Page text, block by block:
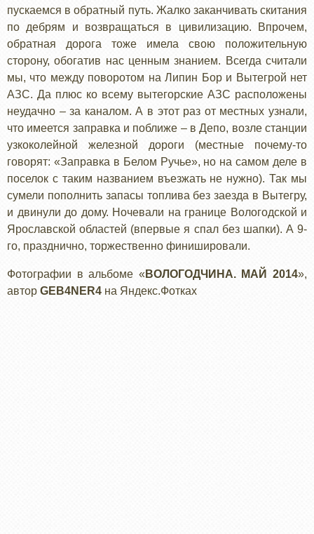
пускаемся в обратный путь. Жалко заканчивать скитания
по дебрям и возвращаться в цивилизацию. Впрочем,
обратная дорога тоже имела свою положительную
сторону, обогатив нас ценным знанием. Всегда считали
мы, что между поворотом на Липин Бор и Вытегрой нет
АЗС. Да плюс ко всему вытегорские АЗС расположены
неудачно – за каналом. А в этот раз от местных узнали,
что имеется заправка и поближе – в Депо, возле станции
узкоколейной железной дороги (местные почему-то
говорят: «Заправка в Белом Ручье», но на самом деле в
поселок с таким названием въезжать не нужно). Так мы
сумели пополнить запасы топлива без заезда в Вытегру,
и двинули до дому. Ночевали на границе Вологодской и
Ярославской областей (впервые я спал без шапки). А 9-
го, празднично, торжественно финишировали.
Фотографии в альбоме «ВОЛОГОДЧИНА. МАЙ 2014»,
автор GEB4NER4 на Яндекс.Фотках